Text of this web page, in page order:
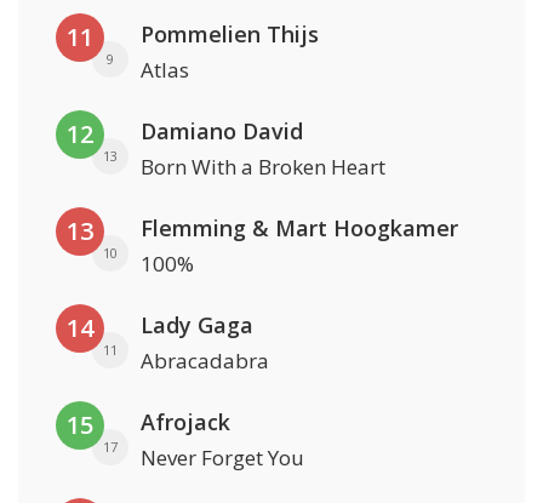
11
9
Pommelien Thijs
Atlas
12
13
Damiano David
Born With a Broken Heart
13
10
Flemming & Mart Hoogkamer
100%
14
11
Lady Gaga
Abracadabra
15
17
Afrojack
Never Forget You